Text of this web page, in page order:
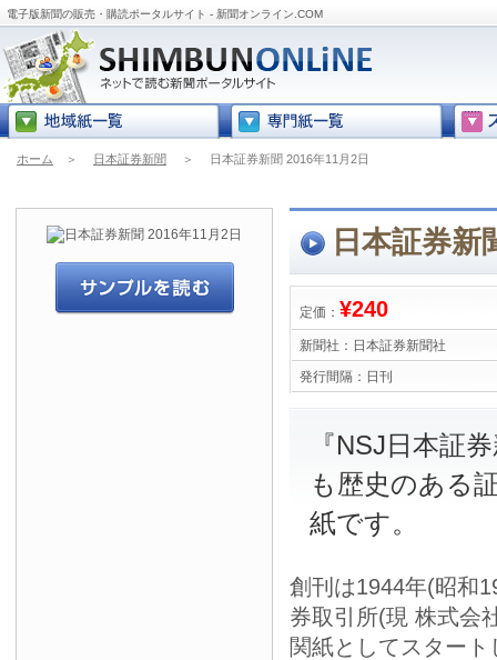
電子版新聞の販売・購読ポータルサイト - 新聞オンライン.COM
ホーム ＞ 日本証券新聞 ＞ 日本証券新聞 2016年11月2日
日本証券新
定価： ¥240
新聞社： 日本証券新聞社
発行間隔： 日刊
『NSJ日本証
も歴史のある
紙です。
創刊は1944年(昭和
券取引所(現 株式会
関紙としてスター